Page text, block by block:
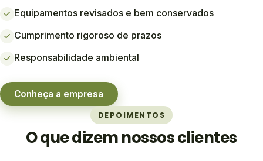
Equipamentos revisados e bem conservados
Cumprimento rigoroso de prazos
Responsabilidade ambiental
Conheça a empresa
DEPOIMENTOS
O que dizem nossos clientes